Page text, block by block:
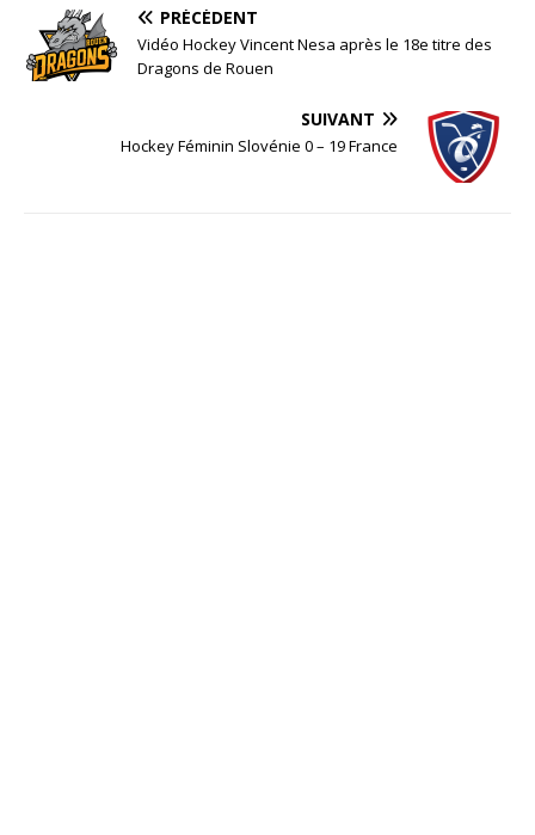
PRÉCÉDENT
Vidéo Hockey Vincent Nesa après le 18e titre des
Dragons de Rouen
SUIVANT
Hockey Féminin Slovénie 0 – 19 France